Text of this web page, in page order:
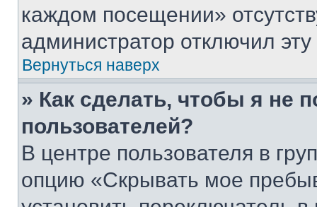
каждом посещении»
администратор отключил
Вернуться наверх
» Как сделать, чтобы я не
пользователей?
В центре пользователя в
опцию «Скрывать мое